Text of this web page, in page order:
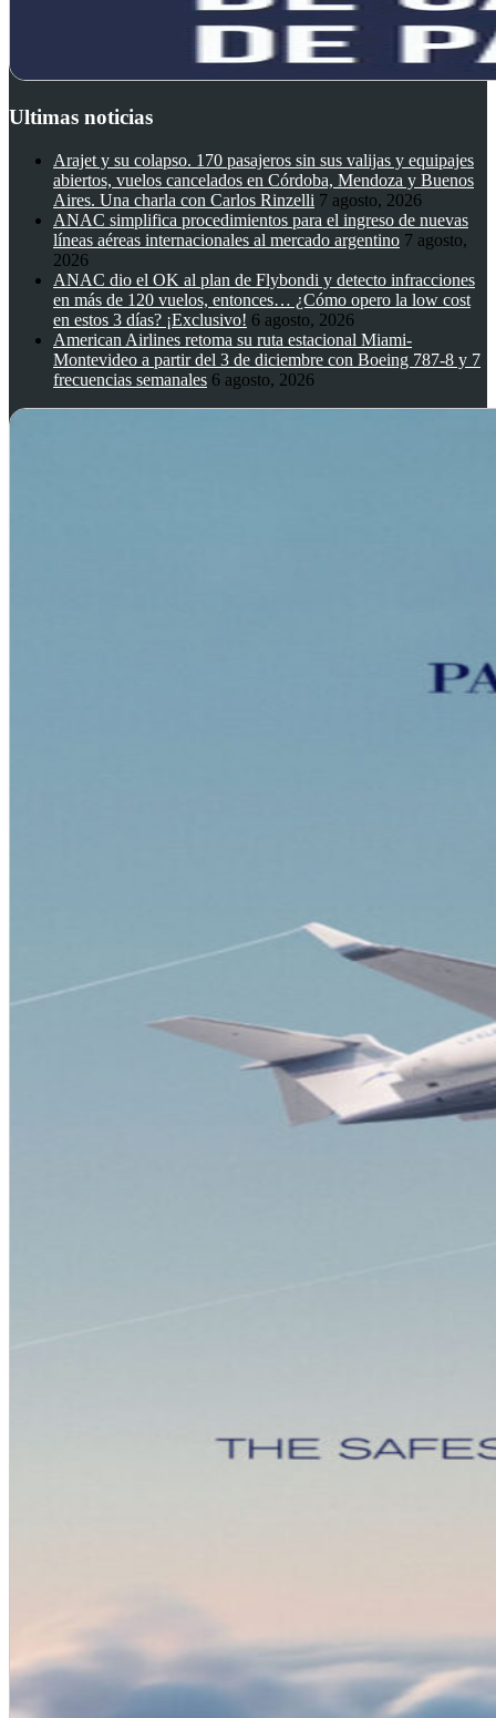
Ultimas noticias
Arajet y su colapso. 170 pasajeros sin sus valijas y equipajes
abiertos, vuelos cancelados en Córdoba, Mendoza y Buenos
Aires. Una charla con Carlos Rinzelli 7 agosto, 2026
ANAC simplifica procedimientos para el ingreso de nuevas
líneas aéreas internacionales al mercado argentino 7 agosto,
2026
ANAC dio el OK al plan de Flybondi y detecto infracciones
en más de 120 vuelos, entonces… ¿Cómo opero la low cost
en estos 3 días? ¡Exclusivo! 6 agosto, 2026
American Airlines retoma su ruta estacional Miami-
Montevideo a partir del 3 de diciembre con Boeing 787-8 y 7
frecuencias semanales 6 agosto, 2026